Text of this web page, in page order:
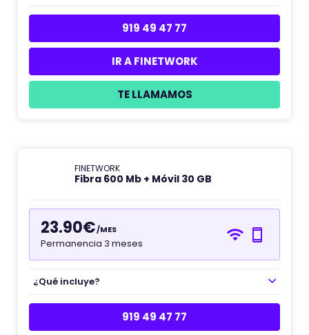
919 49 47 77
IR A FINETWORK
TE LLAMAMOS
FINETWORK
Fibra 600 Mb + Móvil 30 GB
23.90€/MES
Permanencia 3 meses
¿Qué incluye?
919 49 47 77